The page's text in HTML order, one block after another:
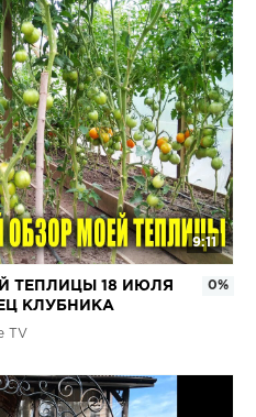
9:11
ТЕПЛИЦЫ 18 ИЮЛЯ
КЛУБНИКА
TV
0%